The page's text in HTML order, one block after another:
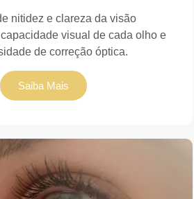
nitidez e clareza da visão
visual de cada olho e
de correção óptica.
Saiba Mais